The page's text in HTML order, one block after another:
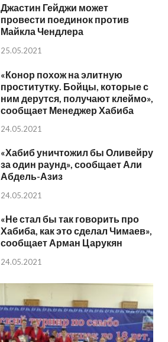
Джастин Гейджи может
провести поединок против
Майкла Чендлера
25.05.2021
«Конор похож на элитную
проститутку. Бойцы, которые с
ним дерутся, получают клеймо»,
сообщает Менеджер Хабиба
24.05.2021
«Хабиб уничтожил бы Оливейру
за один раунд», сообщает Али
Абдель-Азиз
24.05.2021
«Не стал бы так говорить про
Хабиба, как это сделал Чимаев»,
сообщает Арман Царукян
24.05.2021